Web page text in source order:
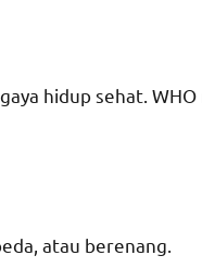
hidup sehat.
atau berenang.